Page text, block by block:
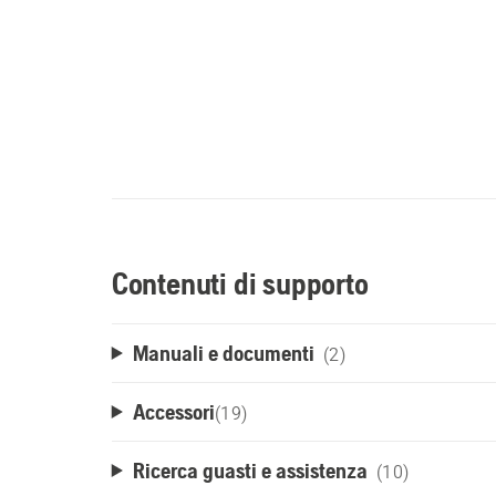
Contenuti di supporto
Manuali e documenti (2)
Accessori(19)
Ricerca guasti e assistenza (10)